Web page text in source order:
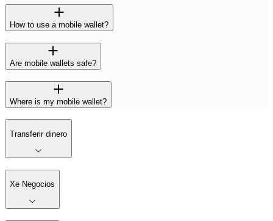
How to use a mobile wallet?
Are mobile wallets safe?
Where is my mobile wallet?
Transferir dinero
Xe Negocios